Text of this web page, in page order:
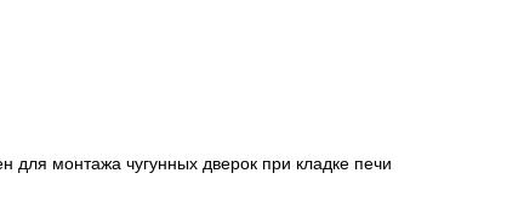
для монтажа чугунных дверок при кладке печи